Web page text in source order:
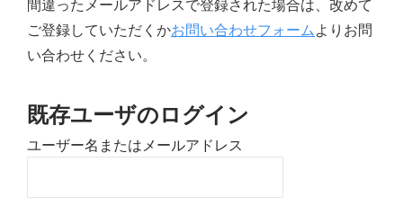
間違ったメールアドレスで登録された場合は、改めて
ご登録していただくかお問い合わせフォーム よりお問
い合わせください。
既存ユーザのログイン
ユーザー名またはメールアドレス